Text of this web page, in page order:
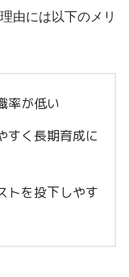
由には以下のメリ
率が低い
すく長期育成に
トを投下しやす